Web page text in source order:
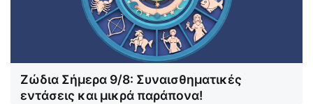
Ζώδια Σήμερα 9/8: Συναισθηματικές
εντάσεις και μικρά παράπονα!